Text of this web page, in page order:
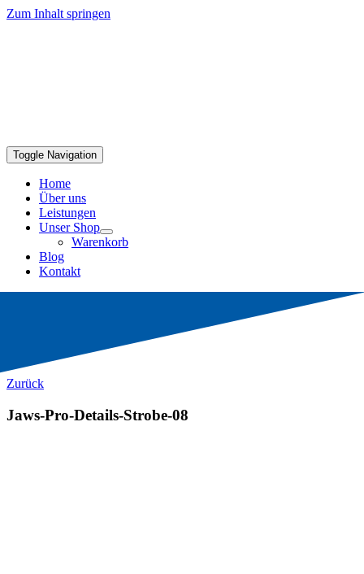
Zum Inhalt springen
Toggle Navigation
Home
Über uns
Leistungen
Unser Shop
Warenkorb
Blog
Kontakt
Zurück
Jaws-Pro-Details-Strobe-08